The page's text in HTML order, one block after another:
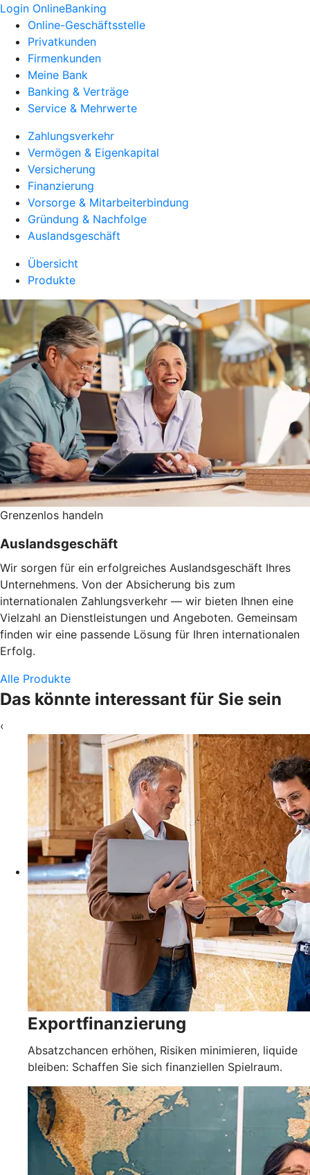
Login OnlineBanking
Online-Geschäftsstelle
Privatkunden
Firmenkunden
Meine Bank
Banking & Verträge
Service & Mehrwerte
Zahlungsverkehr
Vermögen & Eigenkapital
Versicherung
Finanzierung
Vorsorge & Mitarbeiterbindung
Gründung & Nachfolge
Auslandsgeschäft
Übersicht
Produkte
Grenzenlos handeln
Auslandsgeschäft
Wir sorgen für ein erfolgreiches Auslandsgeschäft Ihres
Unternehmens. Von der Absicherung bis zum
internationalen Zahlungsverkehr — wir bieten Ihnen eine
Vielzahl an Dienstleistungen und Angeboten. Gemeinsam
finden wir eine passende Lösung für Ihren internationalen
Erfolg.
Alle Produkte
Das könnte interessant für Sie sein
‹
Exportfinanzierung
Absatzchancen erhöhen, Risiken minimieren, liquide
bleiben: Schaffen Sie sich finanziellen Spielraum.